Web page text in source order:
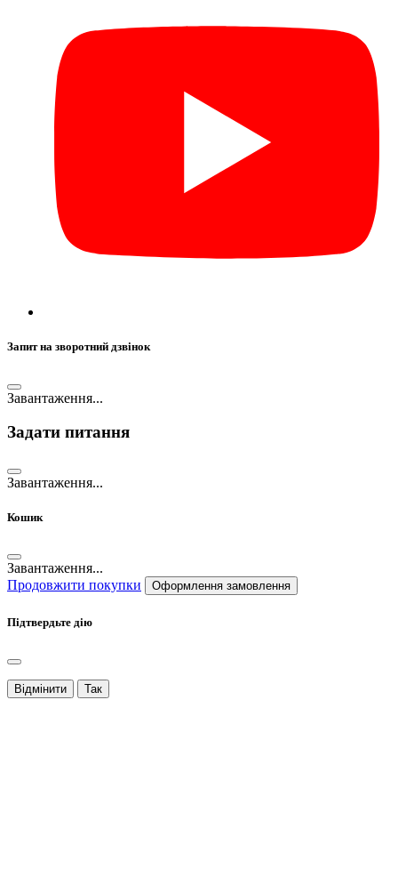
Запит на зворотний дзвінок
Завантаження...
Задати питання
Завантаження...
Кошик
Завантаження...
Продовжити покупки
Оформлення замовлення
Підтвердьте дію
Відмінити Так